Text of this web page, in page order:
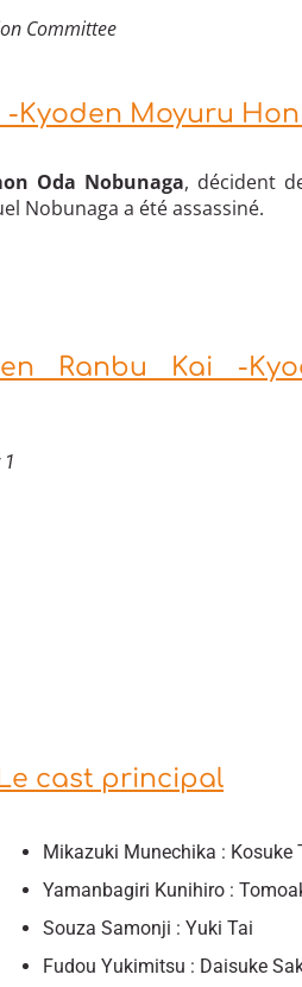
Committee
-Kyoden Moyuru
Oda Nobunaga, décident
Nobunaga a été assassiné.
Ranbu Kai -
1
cast principal
Mikazuki Munechika : Kosuke
Yamanbagiri Kunihiro :
Souza Samonji : Yuki Tai
Fudou Yukimitsu : Daisuke